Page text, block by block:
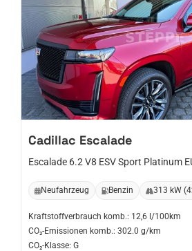
Cadillac Escalade
Escalade 6.2 V8 ESV Sport Platinum
Neufahrzeug Benzin 313 kW
Kraftstoffverbrauch komb.: 12,6 l/100km
CO₂-Emissionen komb.: 302.0 g/km
CO₂-Klasse: G